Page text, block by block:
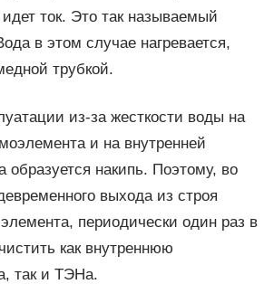
ток. Это так называемый
в этом случае нагревается,
трубкой.
из-за жесткости воды на
и на внутренней
образуется накипь. Поэтому, во
выхода из строя
элемента, периодически один раз в
как внутреннюю
так и ТЭНа.